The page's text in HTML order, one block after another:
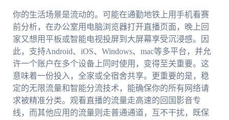
你的生活场景是流动的。可能在通勤地铁上用手机看赛
前分析，在办公室用电脑浏览器打开直播页面，晚上回
家又想用平板或智能电视投屏到大屏幕享受沉浸感。因
此，支持Android、iOS、Windows、mac等多平台，并允
许一个账户在多个设备上同时使用，变得至关重要。这
意味着一份投入，全家或全宿舍共享。更重要的是，稳
定的无限流量和智能分流技术，能确保你的所有网络请
求被精准分类。观看直播的流量走高速的回国影音专
线，而其他应用的流量则走普通通道，互不干扰，既保